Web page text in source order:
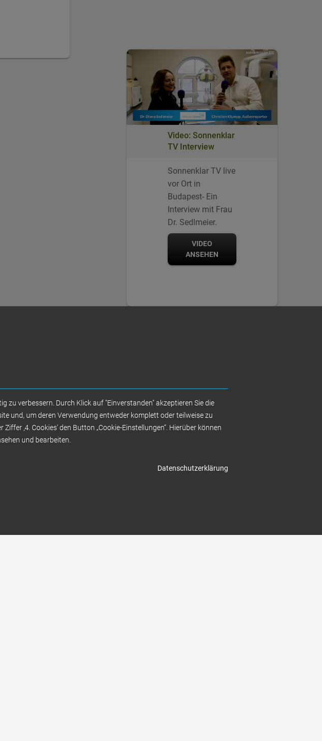
Video: Sonnenklar
TV Interview
Sonnenklar TV live
vor Ort in
Budapest- Ein
Interview mit Frau
Dr. Sedlmeier.
VIDEO
ANSEHEN
zu verbessern. Durch Klick auf "Einverstanden" akzeptieren Sie die
und, um deren Verwendung entweder komplett oder teilweise zu
‚4. Cookies‘ den Button „Cookie-Einstellungen“. Hierüber können
und bearbeiten.
Datenschutzerklärung
im Test – Kostengünstigere